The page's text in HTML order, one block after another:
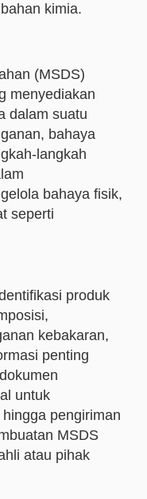
kimia.
(MSDS)
menyediakan
dalam suatu
bahaya
langkah
bahaya fisik,
seperti
produk
kebakaran,
penting
untuk
pengiriman
MSDS
atau pihak